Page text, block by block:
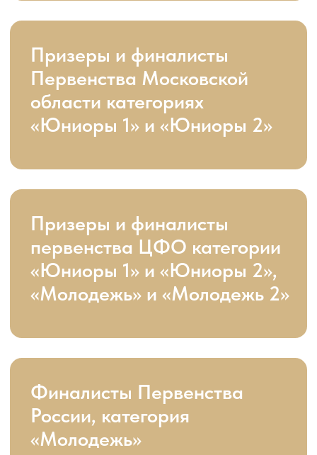
Призеры и финалисты
международных
соревнований WDSF
категории «Молодежь»